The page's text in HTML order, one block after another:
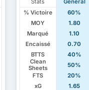
Stats Général
% Victoire
60%
MOY
1.80
Marqué
1.10
Encaissé
0.70
BTTS
40%
Clean
Sheets
50%
FTS
20%
xG
1.65